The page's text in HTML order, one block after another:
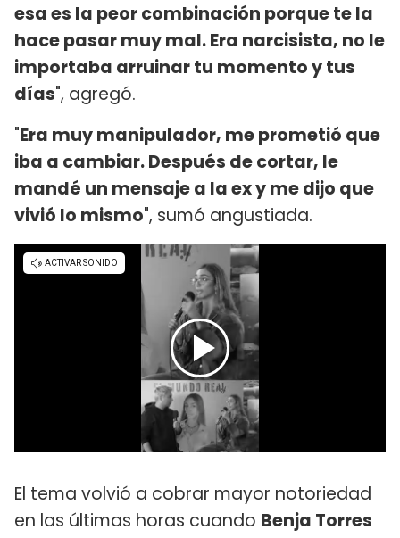
esa es la peor combinación porque te la
hace pasar muy mal. Era narcisista, no le
importaba arruinar tu momento y tus
días", agregó.
"Era muy manipulador, me prometió que
iba a cambiar. Después de cortar, le
mandé un mensaje a la ex y me dijo que
vivió lo mismo", sumó angustiada.
El tema volvió a cobrar mayor notoriedad
en las últimas horas cuando Benja Torres